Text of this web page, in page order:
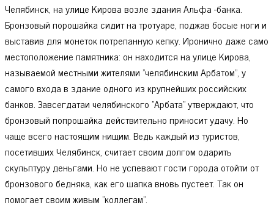
Челябинск, на улице Кирова возле здания Альфа -банка.
Бронзовый порошайка сидит на тротуаре, поджав босые ноги и
выставив для монеток потрепанную кепку. Иронично даже само
местоположение памятника: он находится на улице Кирова,
называемой местными жителями "челябинским Арбатом", у
самого входа в здание одного из крупнейших российских
банков. Завсегдатаи челябинского "Арбата" утверждают, что
бронзовый попрошайка действительно приносит удачу. Но
чаще всего настоящим нищим. Ведь каждый из туристов,
посетивших Челябинск, считает своим долгом одарить
скульптуру деньгами. Но не успевают гости города отойти от
бронзового бедняка, как его шапка вновь пустеет. Так он
помогает своим живым "коллегам".